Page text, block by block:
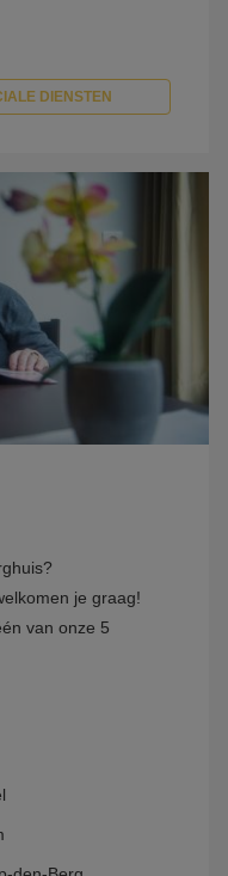
DIENSTEN
je graag!
van onze 5